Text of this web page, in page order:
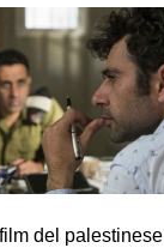
FREESTYLE
LAMBRETTA
MSM
TSUNAMI
film del palestinese